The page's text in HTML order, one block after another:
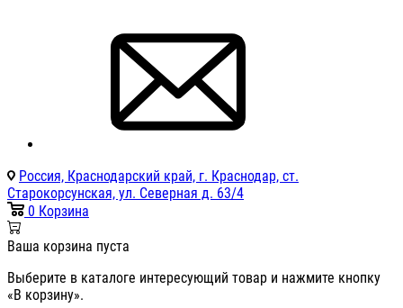
Россия, Краснодарский край, г. Краснодар, ст.
Старокорсунская, ул. Северная д. 63/4
0 Корзина
Ваша корзина пуста
Выберите в каталоге интересующий товар и нажмите кнопку
«В корзину».